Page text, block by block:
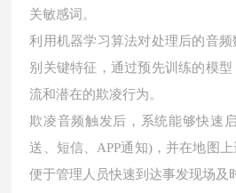
关敏感词。
利用机器学习算法对处理后的音
别关键特征，通过预先训练的模
流和潜在的欺凌行为。
欺凌音频触发后，系统能够快速
送、短信、APP通知)，并在地图
便于管理人员快速到达事发现场及